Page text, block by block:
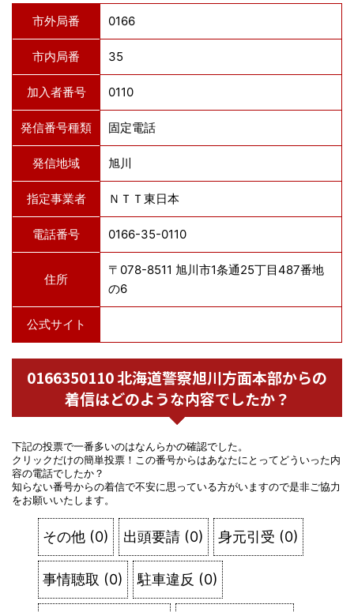
市外局番 0166
市内局番 35
加入者番号 0110
発信番号種類 固定電話
発信地域 旭川
指定事業者 ＮＴＴ東日本
電話番号 0166-35-0110
住所
〒078-8511 旭川市1条通25丁目487番地
の6
公式サイト
0166350110 北海道警察旭川方面本部からの
着信はどのような内容でしたか？
下記の投票で一番多いのはなんらかの確認でした。
クリックだけの簡単投票！この番号からはあなたにとってどういった内
容の電話でしたか？
知らない番号からの着信で不安に思っている方がいますので是非ご協力
をお願いいたします。
その他 (0) 出頭要請 (0) 身元引受 (0)
事情聴取 (0) 駐車違反 (0)